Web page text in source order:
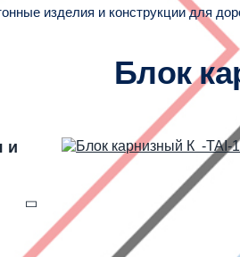
изделия и конструкции для
Блок
и